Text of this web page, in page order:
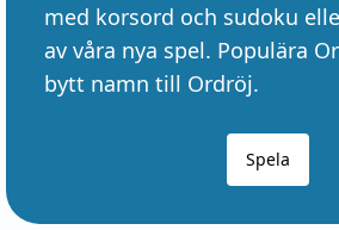
med korsord och sudoku
av våra nya spel. Populära
bytt namn till Ordröj.
Spela